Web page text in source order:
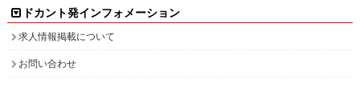
ドカント発インフォメーション
求人情報掲載について
お問い合わせ